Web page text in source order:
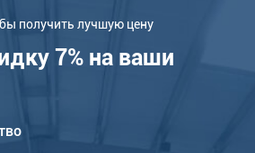
получить лучшую цену
7% на ваши